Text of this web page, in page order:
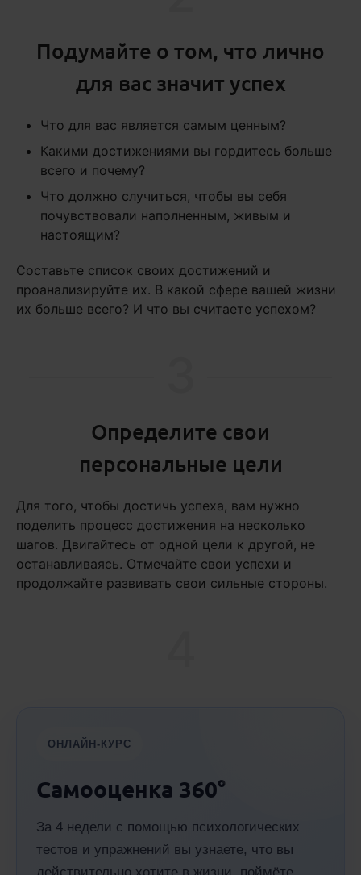
Подумайте о том, что лично
для вас значит успех
Что для вас является самым ценным?
Какими достижениями вы гордитесь больше
всего и почему?
Что должно случиться, чтобы вы себя
почувствовали наполненным, живым и
настоящим?
Составьте список своих достижений и
проанализируйте их. В какой сфере вашей жизни
их больше всего? И что вы считаете успехом?
Определите свои
персональные цели
Для того, чтобы достичь успеха, вам нужно
поделить процесс достижения на несколько
шагов. Двигайтесь от одной цели к другой, не
останавливаясь. Отмечайте свои успехи и
продолжайте развивать свои сильные стороны.
ОНЛАЙН-КУРС
Самооценка 360°
За 4 недели с помощью психологических
тестов и упражнений вы узнаете, что вы